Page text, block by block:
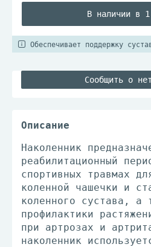
В наличии в
Обеспечивает поддержку
Сообщить о
Описание
Наколенник
реабилитационный
спортивных травмах
коленной чашечки и
коленного сустава, а
профилактики
при артрозах и
наколенник